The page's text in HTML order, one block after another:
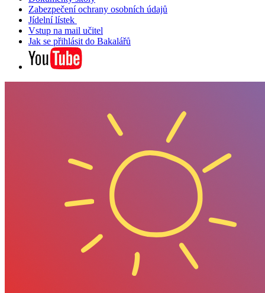
Zabezpečení ochrany osobních údajů
Jídelní lístek
Vstup na mail učitel
Jak se přihlásit do Bakalářů